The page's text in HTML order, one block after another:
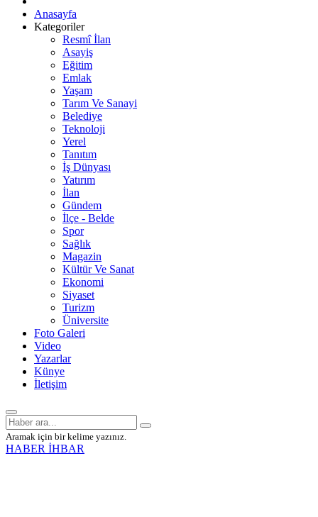
Anasayfa
Kategoriler
Resmî İlan
Asayiş
Eğitim
Emlak
Yaşam
Tarım Ve Sanayi
Belediye
Teknoloji
Yerel
Tanıtım
İş Dünyası
Yatırım
İlan
Gündem
İlçe - Belde
Spor
Sağlık
Magazin
Kültür Ve Sanat
Ekonomi
Siyaset
Turizm
Üniversite
Foto Galeri
Video
Yazarlar
Künye
İletişim
Aramak için bir kelime yazınız.
HABER İHBAR